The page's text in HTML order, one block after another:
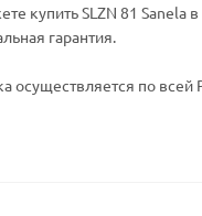
купить SLZN 81 Sanela
гарантия.
осуществляется по